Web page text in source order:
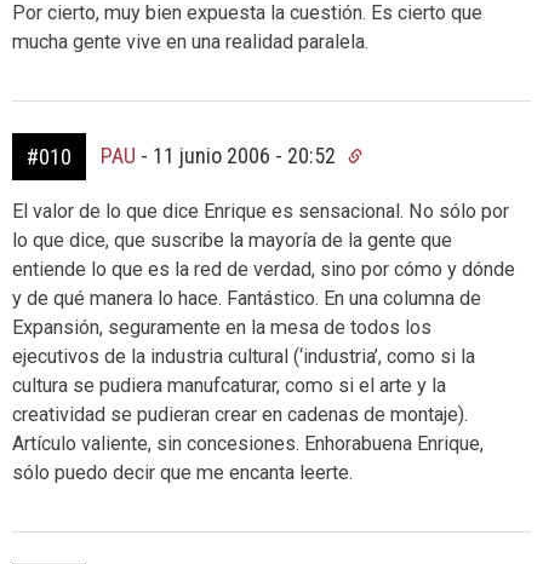
Por cierto, muy bien expuesta la cuestión. Es cierto que
mucha gente vive en una realidad paralela.
#010 PAU - 11 junio 2006 - 20:52
El valor de lo que dice Enrique es sensacional. No sólo por
lo que dice, que suscribe la mayoría de la gente que
entiende lo que es la red de verdad, sino por cómo y dónde
y de qué manera lo hace. Fantástico. En una columna de
Expansión, seguramente en la mesa de todos los
ejecutivos de la industria cultural (‘industria’, como si la
cultura se pudiera manufcaturar, como si el arte y la
creatividad se pudieran crear en cadenas de montaje).
Artículo valiente, sin concesiones. Enhorabuena Enrique,
sólo puedo decir que me encanta leerte.